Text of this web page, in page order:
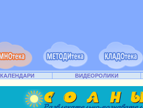
КАЛЕНДАРИ ВИДЕОРОЛИКИ